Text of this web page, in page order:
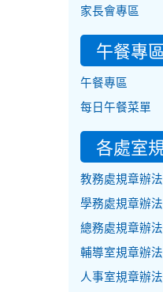
家長會專區
午餐專區
午餐專區
每日午餐菜單
各處室
教務處規章辦法
學務處規章辦法
總務處規章辦法
輔導室規章辦法
人事室規章辦法